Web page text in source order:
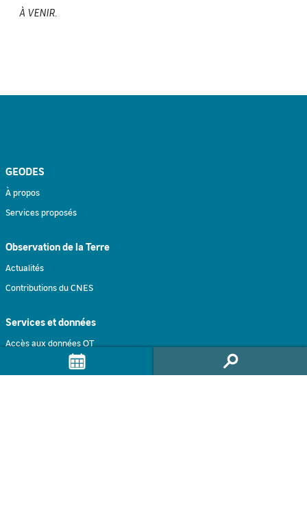
À VENIR.
GEODES
À propos
Services proposés
Observation de la Terre
Actualités
Contributions du CNES
Services et données
Accès aux données OT